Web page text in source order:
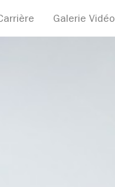
Galerie Vidéo